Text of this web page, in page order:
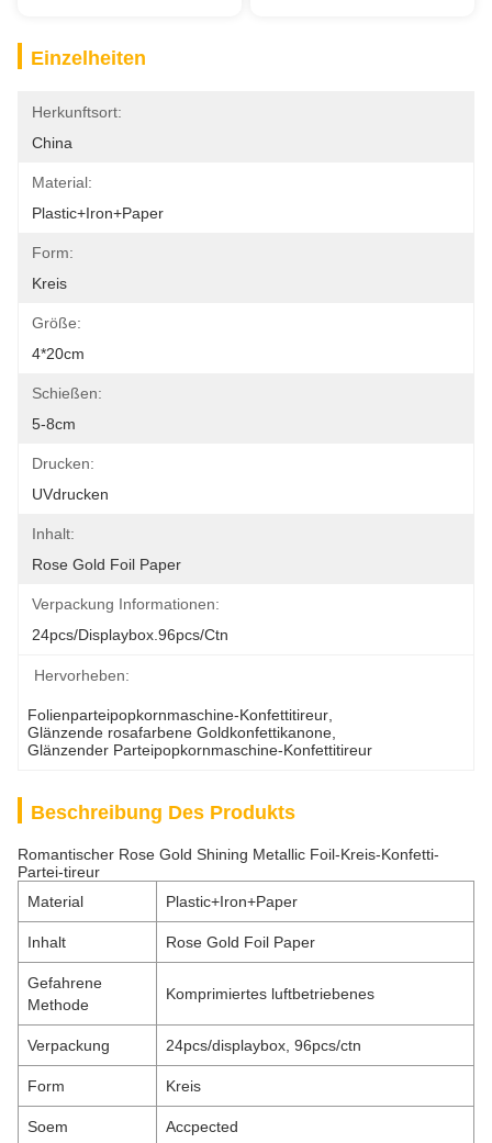
Einzelheiten
Herkunftsort:
China
Material:
Plastic+iron+paper
Form:
Kreis
Größe:
4*20cm
Schießen:
5-8cm
Drucken:
UVdrucken
Inhalt:
Rose Gold Foil Paper
Verpackung Informationen:
24pcs/displaybox.96pcs/ctn
Hervorheben:
Folienparteipopkornmaschine-Konfettitireur
Glänzende rosafarbene Goldkonfettikanone
Glänzender Parteipopkornmaschine-Konfettitireur
Beschreibung Des Produkts
Romantischer Rose Gold Shining Metallic Foil-Kreis-Konfetti-
Partei-tireur
Material
Plastic+Iron+Paper
Inhalt Rose Gold Foil Paper
Gefahrene
Methode
Komprimiertes luftbetriebenes
Verpackung 24pcs/displaybox, 96pcs/ctn
Form Kreis
Soem Accpected